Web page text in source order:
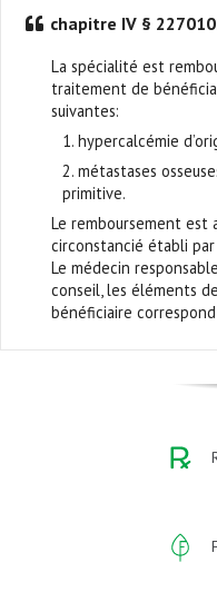
chapitre IV §
La spécialité est
traitement de
suivantes:
1. hypercalcémie
2. métastases
primitive.
Le remboursement est
circonstancié établi
Le médecin
conseil, les éléments
bénéficiaire